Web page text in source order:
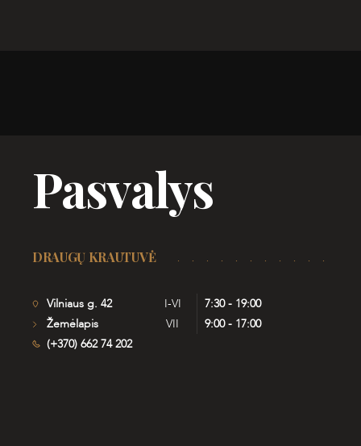
Pasvalys
DRAUGŲ KRAUTUVĖ
Vilniaus g. 42
Žemėlapis
(+370) 662 74 202
I-VI
7:30 - 19:00
VII
9:00 - 17:00